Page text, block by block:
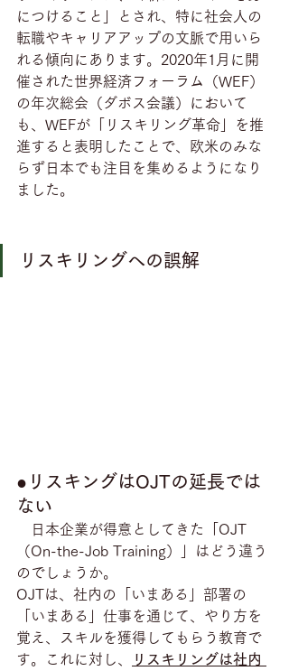
につけること」とされ、特に社会人の
転職やキャリアアップの文脈で用いら
れる傾向にあります。2020年1月に開
催された世界経済フォーラム（WEF）
の年次総会（ダボス会議）において
も、WEFが「リスキリング革命」を推
進すると表明したことで、欧米のみな
らず日本でも注目を集めるようになり
ました。
リスキリングへの誤解
●リスキングはOJTの延長では
ない
日本企業が得意としてきた「OJT
（On-the-Job Training）」はどう違う
のでしょうか。
OJTは、社内の「いまある」部署の
「いまある」仕事を通じて、やり方を
覚え、スキルを獲得してもらう教育で
す。これに対し、
リスキリングは社内